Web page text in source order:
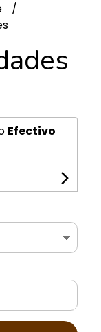
Efectivo